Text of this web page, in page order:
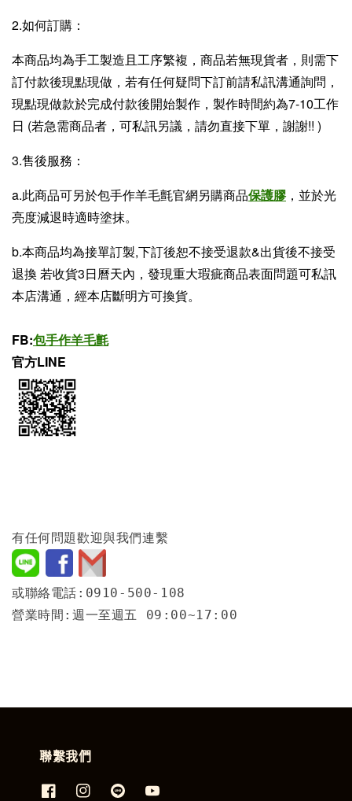
2.如何訂購：
本商品均為手工製造且工序繁複，商品若無現貨者，則需下
訂付款後現點現做，若有任何疑問下訂前請私訊溝通詢問，
現點現做款於完成付款後開始製作，製作時間約為7-10工作
日 (若急需商品者，可私訊另議，請勿直接下單，謝謝!! )
3.售後服務：
a.此商品可另於包手作羊毛氈官網另購商品保護膠，並於光
亮度減退時適時塗抹。
b.本商品均為接單訂製,下訂後恕不接受退款&出貨後不接受
退換 若收貨3日曆天內，發現重大瑕疵商品表面問題可私訊
本店溝通，經本店斷明方可換貨。
FB:包手作羊毛氈
官方LINE
有任何問題歡迎與我們連繫
或聯絡電話:0910-500-108
營業時間:週一至週五 09:00~17:00
聯繫我們